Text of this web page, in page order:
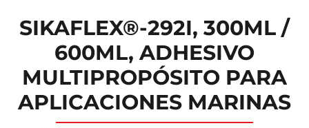
SIKAFLEX®-292I, 300ML /
600ML, ADHESIVO
MULTIPROPÓSITO PARA
APLICACIONES MARINAS